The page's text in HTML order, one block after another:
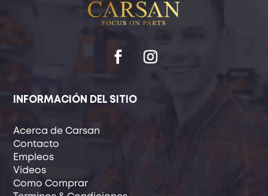
INFORMACIÓN DEL SITIO
Acerca de Carsan
Contacto
Empleos
Videos
Como Comprar